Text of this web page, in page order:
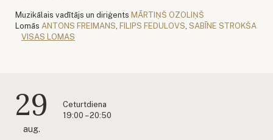
Muzikālais vadītājs un diriģents MĀRTIŅŠ OZOLIŅŠ
Lomās ANTONS FREIMANS FILIPS FEDULOVS SABĪNE STROKŠA
VISAS LOMAS
29
aug.
Ceturtdiena
19:00 – 20:50